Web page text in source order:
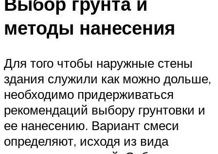
методы нанесения
Для того чтобы наружные стены
здания служили как можно дольше,
необходимо придерживаться
рекомендаций выбору грунтовки и
ее нанесению. Вариант смеси
определяют, исходя из вида